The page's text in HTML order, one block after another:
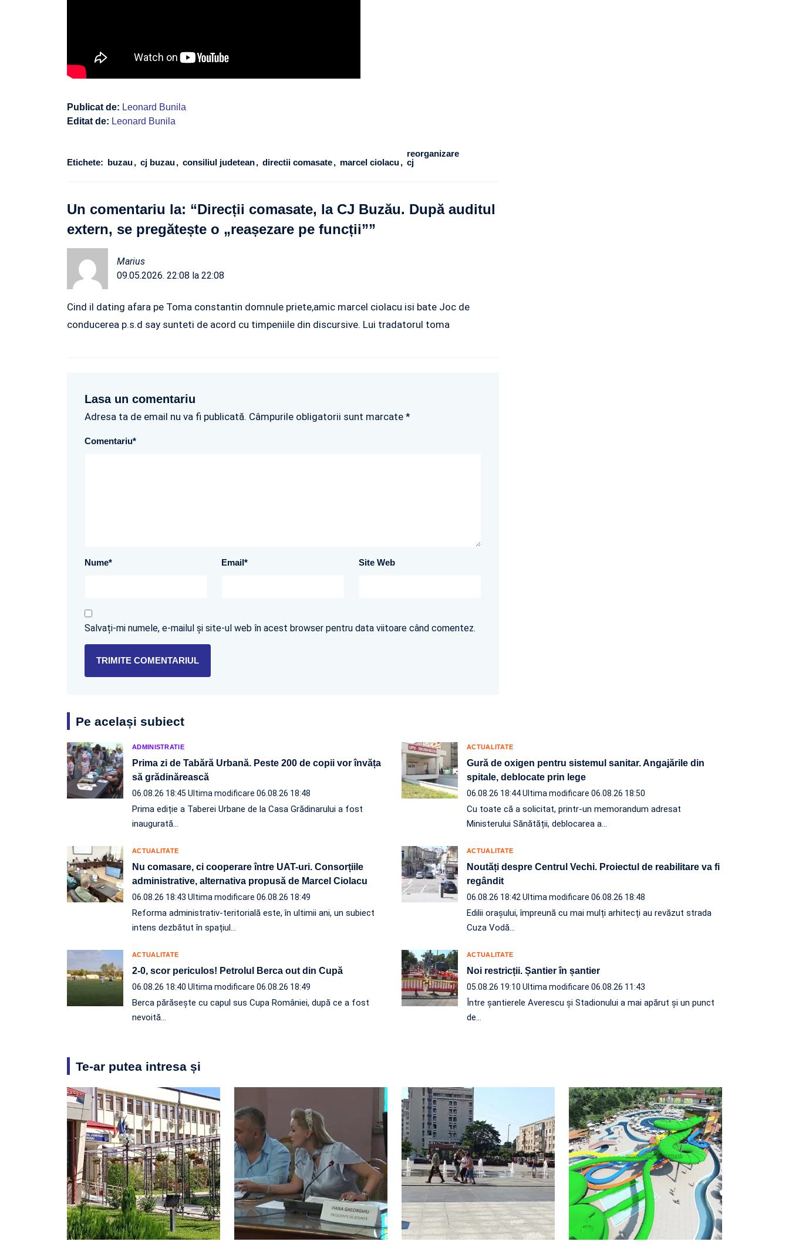
Publicat de: Leonard Bunila
Editat de: Leonard Bunila
Etichete: buzau cj buzau consiliul judetean directii comasate marcel ciolacu
reorganizare
cj
Un comentariu la: “Direcții comasate, la CJ Buzău. După auditul
extern, se pregătește o „reașezare pe funcții””
Marius
09.05.2026. 22:08 la 22:08
Cind il dating afara pe Toma constantin domnule priete,amic marcel ciolacu isi bate Joc de
conducerea p.s.d say sunteti de acord cu timpeniile din discursive. Lui tradatorul toma
Lasa un comentariu
Adresa ta de email nu va fi publicată. Câmpurile obligatorii sunt marcate *
Comentariu*
Nume* Email* Site Web
Salvați-mi numele, e-mailul și site-ul web în acest browser pentru data viitoare când comentez.
Pe același subiect
ADMINISTRATIE
Prima zi de Tabără Urbană. Peste 200 de copii vor învăța
să grădinărească
06.08.26 18:45 Ultima modificare 06.08.26 18:48
Prima ediție a Taberei Urbane de la Casa Grădinarului a fost
inaugurată…
ACTUALITATE
Gură de oxigen pentru sistemul sanitar. Angajările din
spitale, deblocate prin lege
06.08.26 18:44Ultima modificare 06.08.26 18:50
Cu toate că a solicitat, printr-un memorandum adresat
Ministerului Sănătății, deblocarea a…
ACTUALITATE
Nu comasare, ci cooperare între UAT-uri. Consorțiile
administrative, alternativa propusă de Marcel Ciolacu
06.08.26 18:43 Ultima modificare 06.08.26 18:49
Reforma administrativ-teritorială este, în ultimii ani, un subiect
intens dezbătut în spațiul…
ACTUALITATE
Noutăți despre Centrul Vechi. Proiectul de reabilitare va fi
regândit
06.08.26 18:42 Ultima modificare 06.08.26 18:48
Edilii orașului, împreună cu mai mulți arhitecți au revăzut strada
Cuza Vodă…
ACTUALITATE
2-0, scor periculos! Petrolul Berca out din Cupă
06.08.26 18:40 Ultima modificare 06.08.26 18:49
Berca părăsește cu capul sus Cupa României, după ce a fost
nevoită…
ACTUALITATE
Noi restricții. Șantier în șantier
05.08.26 19:10 Ultima modificare 06.08.26 11:43
Între șantierele Averescu și Stadionului a mai apărut și un punct
de…
Te-ar putea intresa și